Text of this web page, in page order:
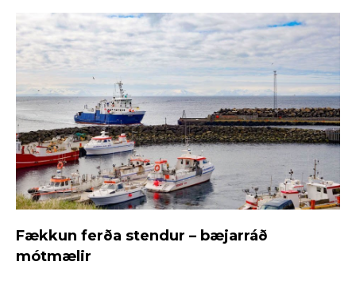
Fækkun ferða stendur – bæjarráð
mótmælir